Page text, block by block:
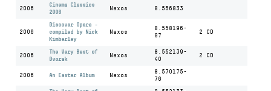
2006
Cinema Classics
2006
Naxos 8.556833
2006
Discover Opera -
compiled by Nick
Kimberley
Naxos
8.558196-
97
2 CD
2006
The Very Best of
Dvorak
Naxos
8.552139-
40
2 CD
2006 An Easter Album Naxos
8.570175-
76